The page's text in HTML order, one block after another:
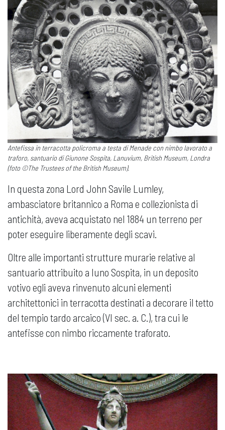
Antefissa in terracotta policroma a testa di Menade con nimbo lavorato a
traforo, santuario di Giunone Sospita, Lanuvium, British Museum, Londra
(foto ©The Trustees of the British Museum).
In questa zona Lord John Savile Lumley,
ambasciatore britannico a Roma e collezionista di
antichità, aveva acquistato nel 1884 un terreno per
poter eseguire liberamente degli scavi.
Oltre alle importanti strutture murarie relative al
santuario attribuito a Iuno Sospita, in un deposito
votivo egli aveva rinvenuto alcuni elementi
architettonici in terracotta destinati a decorare il tetto
del tempio tardo arcaico (VI sec. a. C.), tra cui le
antefisse con nimbo riccamente traforato.